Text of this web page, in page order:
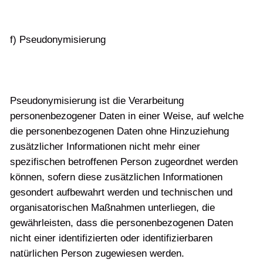
f) Pseudonymisierung
Pseudonymisierung ist die Verarbeitung
personenbezogener Daten in einer Weise, auf welche
die personenbezogenen Daten ohne Hinzuziehung
zusätzlicher Informationen nicht mehr einer
spezifischen betroffenen Person zugeordnet werden
können, sofern diese zusätzlichen Informationen
gesondert aufbewahrt werden und technischen und
organisatorischen Maßnahmen unterliegen, die
gewährleisten, dass die personenbezogenen Daten
nicht einer identifizierten oder identifizierbaren
natürlichen Person zugewiesen werden.